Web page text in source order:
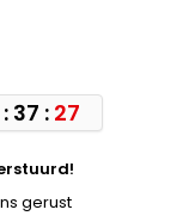
: 37 : 27
gerust